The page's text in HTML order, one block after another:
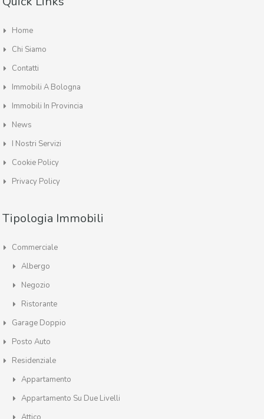
Home
Chi Siamo
Contatti
Immobili A Bologna
Immobili In Provincia
News
I Nostri Servizi
Cookie Policy
Privacy Policy
Tipologia Immobili
Commerciale
Albergo
Negozio
Ristorante
Garage Doppio
Posto Auto
Residenziale
Appartamento
Appartamento Su Due Livelli